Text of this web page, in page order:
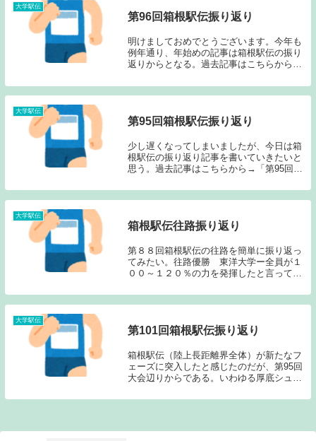
大学駅伝
第96回箱根駅伝振り返り
明けましておめでとうございます。今年も
例年通り、年始めの記事は箱根駅伝の振り
返りからとなる。過去記事はこちらから
中で東海大が普通に走れば、連覇の可能性
は高いのでは？ということを書き、東海大
大学駅伝
第95回箱根駅伝振り返り
少し遅くなってしまいましたが、今日は箱
根駅伝の振り返り記事を書いていきたいと
思う。過去記事はこちらから→「第95回箱
を果たし、青山学院大学の5連覇を阻止し
たのだが、天候にも恵まれ非常にハイレベ
大学駅伝
箱根駅伝往路振り返り
第８８回箱根駅伝の往路を簡単に振り返っ
てみたい。往路優勝 東洋大学ー全員が１
００～１２０％の力を発揮したと言って良
にとどめると、２区設楽啓太は、後半しっ
かりとペースアップし早稲田を捉える。３
大学駅伝
第101回箱根駅伝振り返り
箱根駅伝（陸上長距離界全体）が新たなフ
ェーズに突入したと感じたのだが、第95回
大会辺りからである。いわゆる厚底シュー
飛躍的に向上することとなった。私が陸上